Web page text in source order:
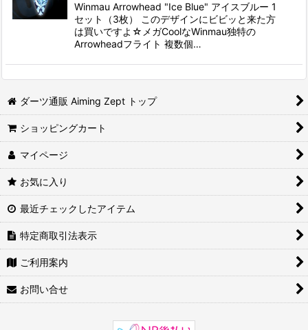
Winmau Arrowhead "Ice Blue" アイスブルー 1
セット（3枚） このデザインにビビッと来た方
は買いですよ☆メガCoolなWinmau独特の
Arrowheadフライト 複数個…
ダーツ通販 Aiming Zept トップ
ショッピングカート
マイページ
お気に入り
最近チェックしたアイテム
特定商取引法表示
ご利用案内
お問い合せ